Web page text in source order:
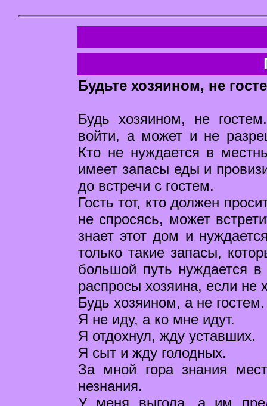
Будьте хозяином, не
Будь хозяином, не
войти, а может и не
Кто не нуждается в
имеет запасы еды и
до встречи с гостем.
Гость тот, кто должен
не спросясь, может
знает этот дом и
только такие запасы,
большой путь нуждается
распросы хозяина, если не
Будь хозяином, а не гостем.
Я не иду, а ко мне идут.
Я отдохнул, жду уставших.
Я сыт и жду голодных.
За мной гора знания
незнания.
У меня выгода, а им